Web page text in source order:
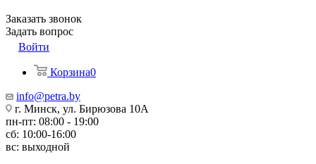
Заказать звонок
Задать вопрос
Войти
Корзина0
info@petra.by
г. Минск, ул. Бирюзова 10А
пн-пт: 08:00 - 19:00
сб: 10:00-16:00
вс: выходной